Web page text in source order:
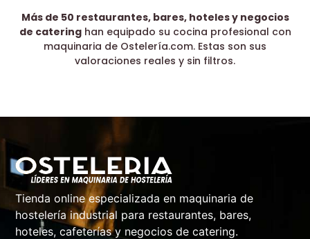
Más de 50 restaurantes, bares, hoteles y negocios
de cateringhan equipado su cocina profesional con
maquinaria de Ostelería.com. Estas son sus
valoraciones reales y sin filtros.
Tienda online especializada en maquinaria de
hostelería industrial para restaurantes, bares,
hoteles, cafeterías y negocios de catering.